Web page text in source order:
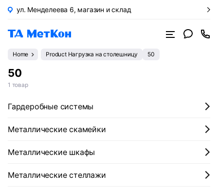
ул. Менделеева 6, магазин и склад
Home Product Нагрузка на столешницу 50
50
1 товар
Гардеробные системы
Металлические скамейки
Металлические шкафы
Металлические стеллажи